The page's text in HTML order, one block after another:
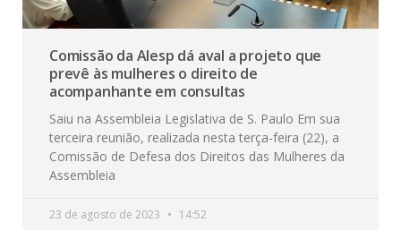
Comissão da Alesp dá aval a projeto que
prevê às mulheres o direito de
acompanhante em consultas
Saiu na Assembleia Legislativa de S. Paulo Em sua
terceira reunião, realizada nesta terça-feira (22), a
Comissão de Defesa dos Direitos das Mulheres da
Assembleia
23 de agosto de 2023 14:52